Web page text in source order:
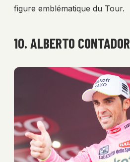
figure emblématique du Tour.
10. ALBERTO CONTADOR